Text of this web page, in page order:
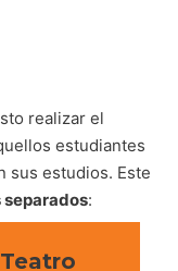
realizar el
estudiantes
sus estudios. Este
separados: